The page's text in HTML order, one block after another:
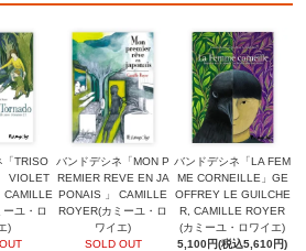
「TRISO
VIOLET
CAMILLE
ユ・ロ
)
バンドデシネ「MON P
REMIER REVE EN JA
PONAIS 」 CAMILLE
ROYER(カミーユ・ロ
ワイエ)
SOLD OUT
バンドデシネ「LA FEM
ME CORNEILLE」GE
OFFREY LE GUILCHE
R, CAMILLE ROYER
(カミーユ・ロワイエ)
5,100円(税込5,610円)